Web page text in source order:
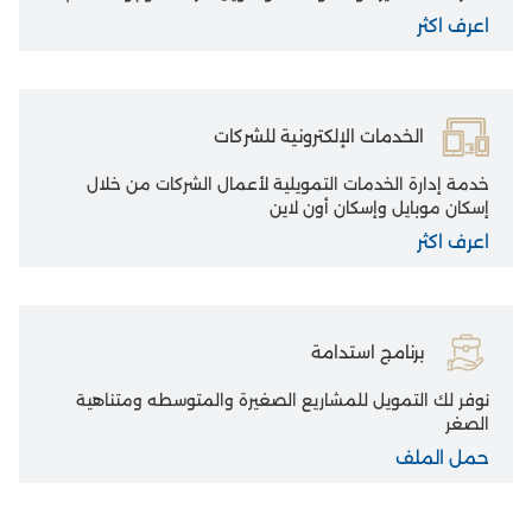
اعرف اكثر
الخدمات الإلكترونية للشركات
خدمة إدارة الخدمات التمويلية لأعمال الشركات من خلال
إسكان موبايل وإسكان أون لاين
اعرف اكثر
برنامج استدامة
نوفر لك التمويل للمشاريع الصغيرة والمتوسطه ومتناهية
الصغر
حمل الملف